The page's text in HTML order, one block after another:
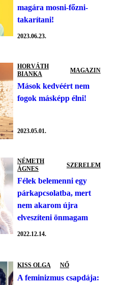
magára mosni-főzni-
takarítani!
2023.06.23.
HORVÁTH
BIANKA
MAGAZIN
Mások kedvéért nem
fogok másképp élni!
2023.05.01.
NÉMETH
ÁGNES
SZERELEM
Félek belemenni egy
párkapcsolatba, mert
nem akarom újra
elveszíteni önmagam
2022.12.14.
KISS OLGA NŐ
A feminizmus csapdája: